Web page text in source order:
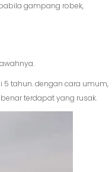
gampang robek,
tahun. dengan cara umum,
terdapat yang rusak.